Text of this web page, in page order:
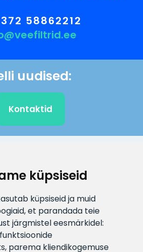
küpsiseid
küpsiseid ja muid
et parandada teie
järgmistel eesmärkidel:
, parema kliendikogemuse
58862212
uudised:
Kontaktid
Infotelefon
+372 58862212
Harju